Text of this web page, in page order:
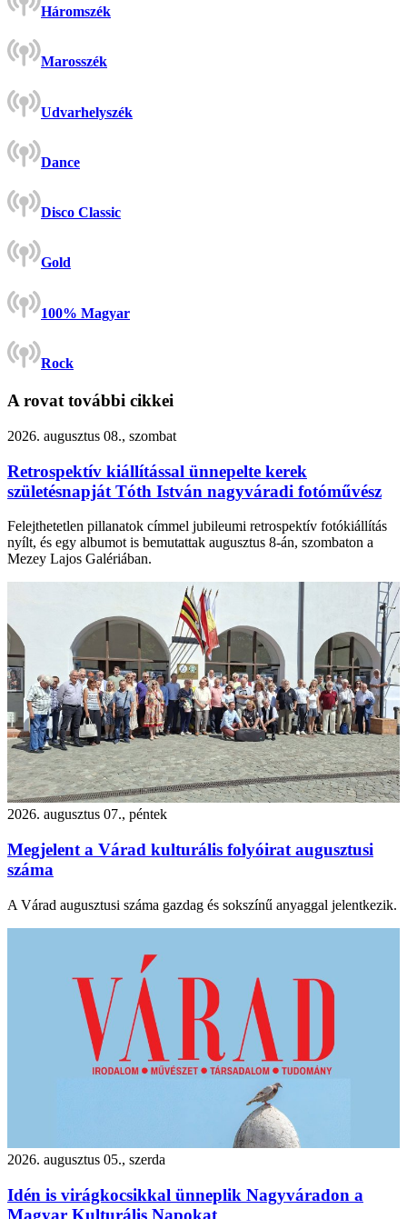
Háromszék
Marosszék
Udvarhelyszék
Dance
Disco Classic
Gold
100% Magyar
Rock
A rovat további cikkei
2026. augusztus 08., szombat
Retrospektív kiállítással ünnepelte kerek
születésnapját Tóth István nagyváradi fotóművész
Felejthetetlen pillanatok címmel jubileumi retrospektív fotókiállítás
nyílt, és egy albumot is bemutattak augusztus 8-án, szombaton a
Mezey Lajos Galériában.
2026. augusztus 07., péntek
Megjelent a Várad kulturális folyóirat augusztusi
száma
A Várad augusztusi száma gazdag és sokszínű anyaggal jelentkezik.
2026. augusztus 05., szerda
Idén is virágkocsikkal ünneplik Nagyváradon a
Magyar Kulturális Napokat